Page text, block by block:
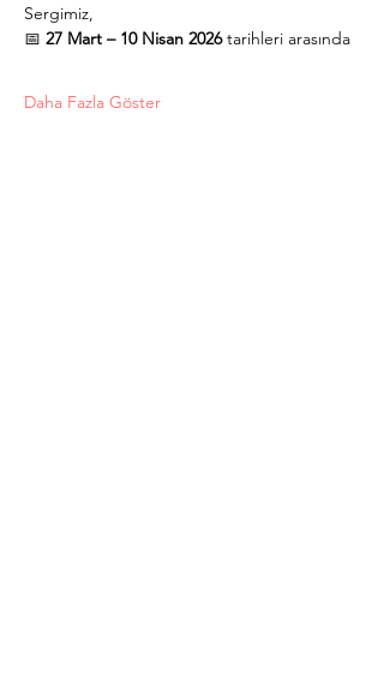
Sergimiz,
📅 27 Mart – 10 Nisan 2026 tarihleri arasında
Daha Fazla Göster